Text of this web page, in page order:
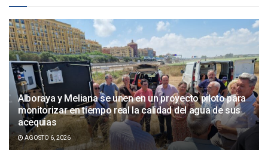
Alboraya y Meliana se unen en un proyecto piloto para
monitorizar en tiempo real la calidad del agua de sus
acequias
AGOSTO 6, 2026